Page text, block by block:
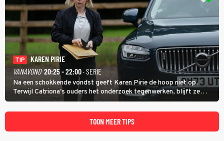
TIP
KAREN PIRIE
VANAVOND 20:25 - 22:00· SERIE
Na een schokkende vondst geeft Karen Pirie de hoop niet op.
Terwijl Catriona's ouders het onderzoek tegenwerken, blijft ze
speuren naar Adam. In deze slotaflevering van Karen Pirie leidt het
spoor via Frankrijk en Italië naar Malta.
TOON MEER TIPS